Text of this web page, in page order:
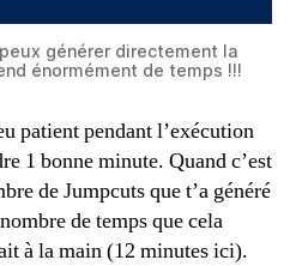
générer directement la
énormément de temps !!!
patient pendant l’exécution
1 bonne minute. Quand c’est
de Jumpcuts que t’a généré
de temps que cela
à la main (12 minutes ici).